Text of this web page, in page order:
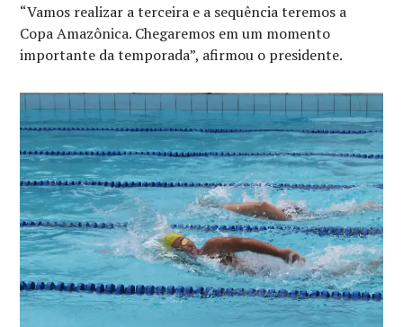
“Vamos realizar a terceira e a sequência teremos a
Copa Amazônica. Chegaremos em um momento
importante da temporada”, afirmou o presidente.